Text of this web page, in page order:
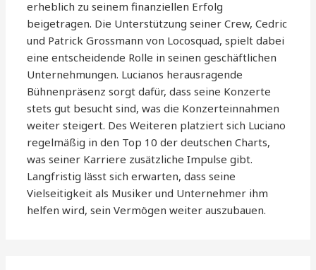
erheblich zu seinem finanziellen Erfolg
beigetragen. Die Unterstützung seiner Crew, Cedric
und Patrick Grossmann von Locosquad, spielt dabei
eine entscheidende Rolle in seinen geschäftlichen
Unternehmungen. Lucianos herausragende
Bühnenpräsenz sorgt dafür, dass seine Konzerte
stets gut besucht sind, was die Konzerteinnahmen
weiter steigert. Des Weiteren platziert sich Luciano
regelmäßig in den Top 10 der deutschen Charts,
was seiner Karriere zusätzliche Impulse gibt.
Langfristig lässt sich erwarten, dass seine
Vielseitigkeit als Musiker und Unternehmer ihm
helfen wird, sein Vermögen weiter auszubauen.